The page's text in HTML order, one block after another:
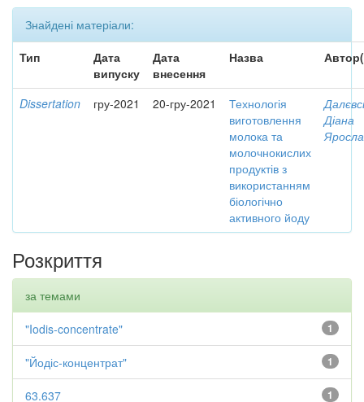
Знайдені матеріали:
Тип
Дата
випуску
Дата
внесення
Назва
Dissertation гру-2021 20-гру-2021
Технологія
виготовлення
молока та
молочнокислих
продуктів з
використанням
біологічно
активного йоду
Діана
Розкриття
за темами
1
"Iodis-concentrate"
1
"Йодіс-концентрат"
1
63.637